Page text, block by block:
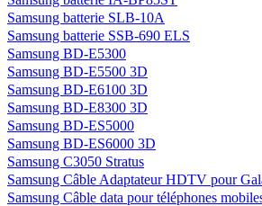
Samsung batterie SLB-10A
Samsung batterie SSB-690 ELS
Samsung BD-E5300
Samsung BD-E5500 3D
Samsung BD-E6100 3D
Samsung BD-E8300 3D
Samsung BD-ES5000
Samsung BD-ES6000 3D
Samsung C3050 Stratus
Samsung Câble Adaptateur HDTV pour
Samsung Câble data pour téléphones